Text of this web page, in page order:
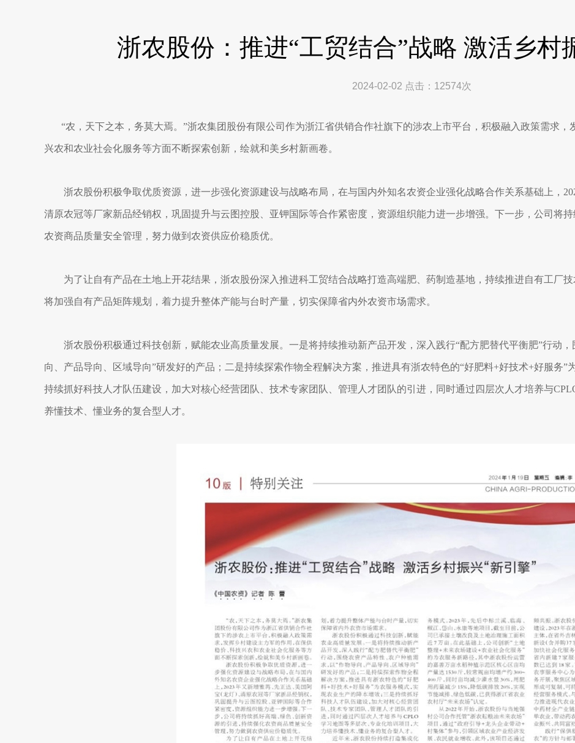
浙农股份：推进“工贸结合”战略 激活乡村
2024-02-02 点击： 12574次
“农，天下之本，务莫大焉。”浙农集团股份有限公司作为浙江省供销合作社旗下的涉农上市平台，积极融入政策需求
兴农和农业社会化服务等方面不断探索创新，绘就和美乡村新画卷。
浙农股份积极争取优质资源，进一步强化资源建设与战略布局，在与国内外知名农资企业强化战略合作关系基础上，
清原农冠等厂家新品经销权，巩固提升与云图控股、亚钾国际等合作紧密度，资源组织能力进一步增强。下一步，公司将
农资商品质量安全管理，努力做到农资供应价稳质优。
为了让自有产品在土地上开花结果，浙农股份深入推进科工贸结合战略打造高端肥、药制造基地，持续推进自有工厂
将加强自有产品矩阵规划，着力提升整体产能与台时产量，切实保障省内外农资市场需求。
浙农股份积极通过科技创新，赋能农业高质量发展。一是将持续推动新产品开发，深入践行“配方肥替代平衡肥”行动
向、产品导向、区域导向”研发好的产品；二是持续探索作物全程解决方案，推进具有浙农特色的“好肥料+好技术+好服务
持续抓好科技人才队伍建设，加大对核心经营团队、技术专家团队、管理人才团队的引进，同时通过四层次人才培养与
养懂技术、懂业务的复合型人才。